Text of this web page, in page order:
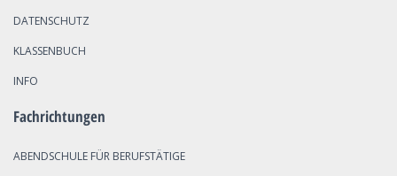
DATENSCHUTZ
KLASSENBUCH
INFO
Fachrichtungen
ABENDSCHULE FÜR BERUFSTÄTIGE